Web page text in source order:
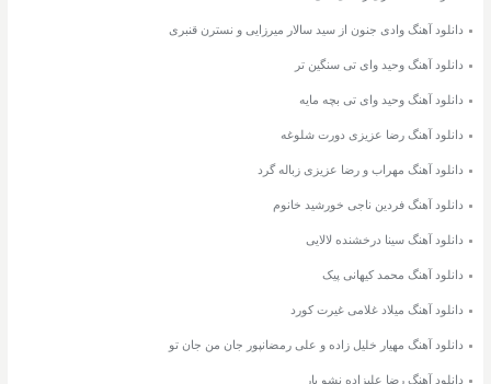
دانلود آهنگ وادی جنون از سید سالار میرزایی و نسترن قنبری
دانلود آهنگ وحید وای تی سنگین تر
دانلود آهنگ وحید وای تی بچه مایه
دانلود آهنگ رضا عزیزی دورت شلوغه
دانلود آهنگ مهراب و رضا عزیزی زباله گرد
دانلود آهنگ فردین ناجی خورشید خانوم
دانلود آهنگ سینا درخشنده لالایی
دانلود آهنگ محمد کیهانی پیک
دانلود آهنگ میلاد غلامی غیرت کورد
دانلود آهنگ مهیار خلیل زاده و علی رمضانپور جان من جان تو
دانلود آهنگ رضا علیزاده نشو یار